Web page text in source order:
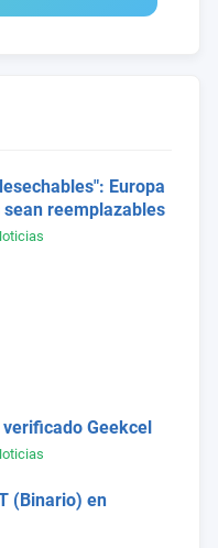
Europa
reemplazables
Geekcel
(Binario) en